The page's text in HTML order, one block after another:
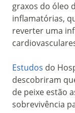
graxos do óleo
inflamatórias,
reverter uma
Estudos do
descobriram
de peixe estão
sobrevivência